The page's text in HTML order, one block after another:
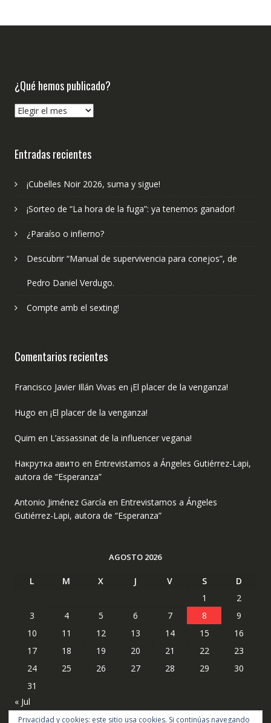
¿Qué hemos publicado?
¿Qué
Entradas recientes
¡Cubelles Noir 2026, suma y sigue!
¡Sorteo de “La hora de la fuga”: ya tenemos ganador!
¿Paraíso o infierno?
Descubrir “Manual de supervivencia para conejos”, de
Pedro Daniel Verdugo.
Compte amb el sexting!
Comentarios recientes
Francisco Javier Illán Vivas en ¡El placer de la venganza!
Hugo en ¡El placer de la venganza!
Quim en L’assassinat de la influencer vegana!
Накрутка авито en Entrevistamos a Ángeles Gutiérrez-Lapi,
autora de “Esperanza”
Antonio Jiménez García en Entrevistamos a Ángeles
Gutiérrez-Lapi, autora de “Esperanza”
AGOSTO 2026
L M X J V S
D
1
2
3
4 5 6 7 8
9
10
11 12 13 14 15
16
17
18 19 20 21 22
23
24
25 26 27 28 29
30
31
« Jul
Privacidad y cookies: este sitio usa cookies. Si continúas navegando